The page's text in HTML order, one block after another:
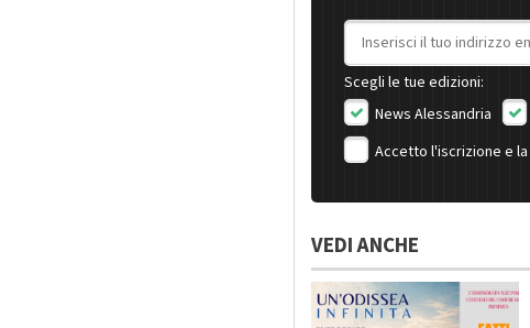
Indirizzo email
Scegli le tue edizioni:
News Alessandria
Accetto l'iscrizione e la
VEDI ANCHE